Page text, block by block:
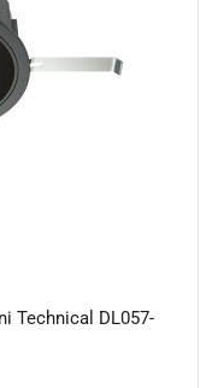
Technical DL057-